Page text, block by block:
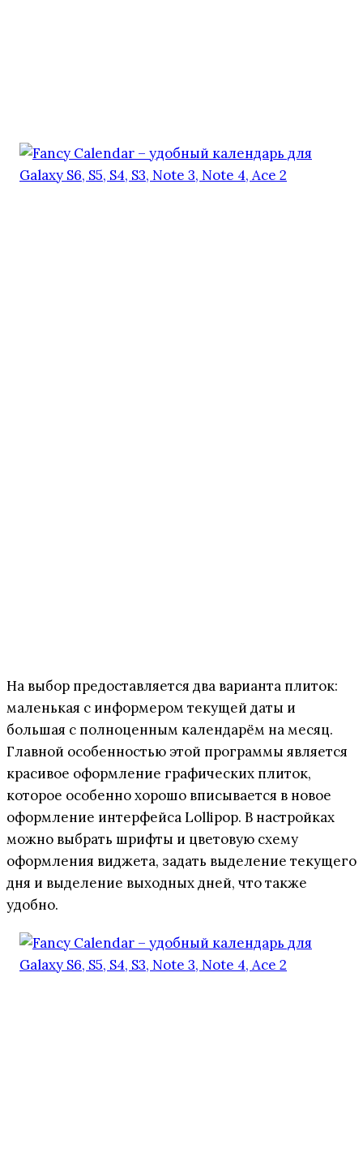
На выбор предоставляется два варианта плиток:
маленькая с информером текущей даты и
большая с полноценным календарём на месяц.
Главной особенностью этой программы является
красивое оформление графических плиток,
которое особенно хорошо вписывается в новое
оформление интерфейса Lollipop. В настройках
можно выбрать шрифты и цветовую схему
оформления виджета, задать выделение текущего
дня и выделение выходных дней, что также
удобно.